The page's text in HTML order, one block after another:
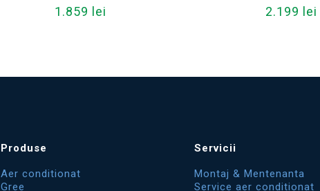
1.859 lei 2.199 lei
Produse
Aer conditionat
Gree
Servicii
Montaj & Mentenanta
Service aer conditionat